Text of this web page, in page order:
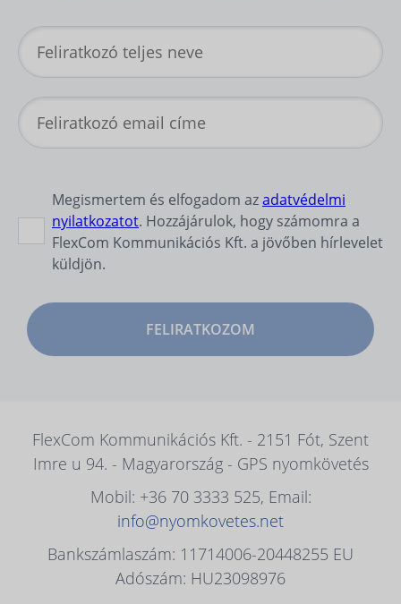
Megismertem és elfogadom azadatvédelmi
nyilatkozatot. Hozzájárulok, hogy számomra a
FlexCom Kommunikációs Kft. a jövőben hírlevelet
küldjön.
FELIRATKOZOM
FlexCom Kommunikációs Kft. - 2151 Fót, Szent
Imre u 94. - Magyarország - GPS nyomkövetés
Mobil: +36 70 3333 525, Email:
info@nyomkovetes.net
Bankszámlaszám: 11714006-20448255 EU
Adószám: HU23098976